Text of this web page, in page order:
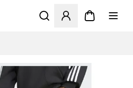
Apre una finestra modale